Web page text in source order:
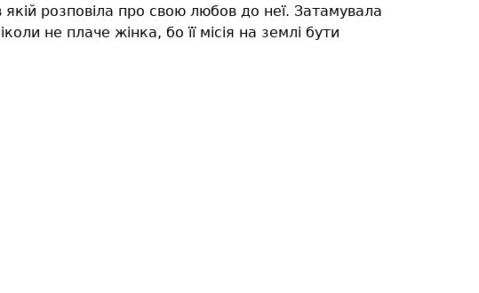
розповіла про свою любов до неї. Затамувала
не плаче жінка, бо її місія на землі бути